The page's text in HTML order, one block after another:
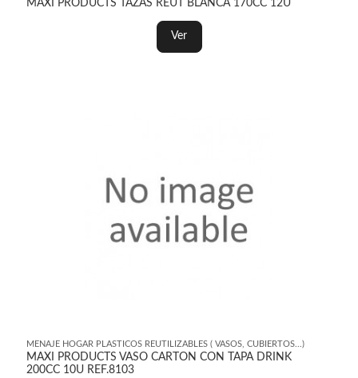
MAXI PRODUCTS TAZAS REUT BLANCA 170CC 12U
Ver
MENAJE HOGAR PLASTICOS REUTILIZABLES ( VASOS, CUBIERTOS...)
MAXI PRODUCTS VASO CARTON CON TAPA DRINK
200CC 10U REF.8103